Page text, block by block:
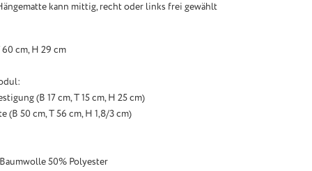
kann mittig, recht oder links frei gewählt
cm, H 29 cm
(B 17 cm, T 15 cm, H 25 cm)
(B 50 cm, T 56 cm, H 1,8/3 cm)
50% Polyester